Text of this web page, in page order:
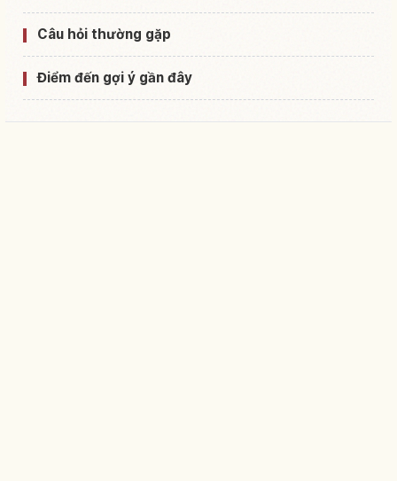
Câu hỏi thường gặp
Điểm đến gợi ý gần đây